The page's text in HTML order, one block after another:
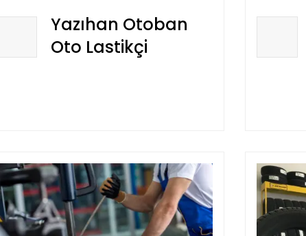
Yazıhan Otoban
Oto Lastikçi